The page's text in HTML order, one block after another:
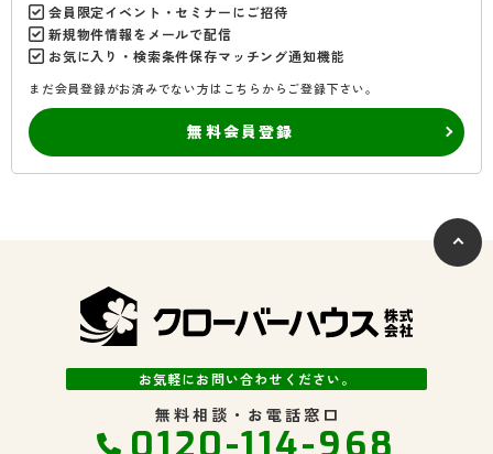
会員限定イベント・セミナーにご招待
新規物件情報をメールで配信
お気に入り・検索条件保存マッチング通知機能
まだ会員登録がお済みでない方はこちらからご登録下さい。
無料会員登録
お気軽にお問い合わせください。
無料相談・お電話窓口